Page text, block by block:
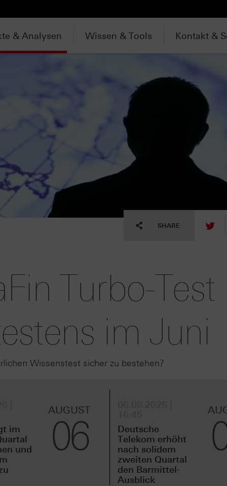
& Analysen Wissen & Tools Kontakt &
Turbo-Test
im Juni
Wissenstest sicher zu bestehen?
SHARE
im
und
AUGUST
06
Deutsche
Telekom erhöht
nach solidem
zweiten Quartal
den Barmittel-
Ausblick